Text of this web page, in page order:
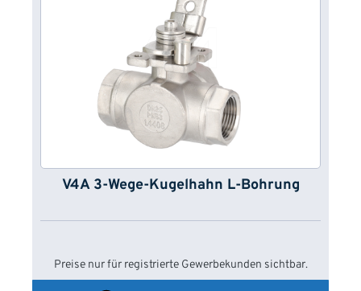
V4A 3-Wege-Kugelhahn L-Bohrung
Preise nur für registrierte Gewerbekunden sichtbar.